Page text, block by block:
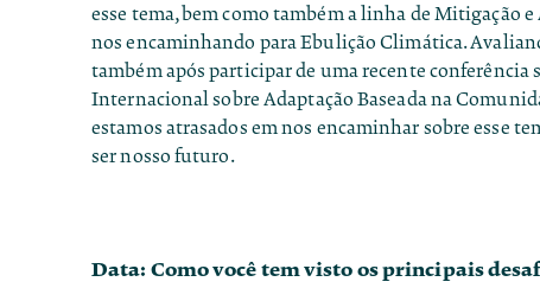
esse tema, bem como também a linha de Mitigação
nos encaminhando para Ebulição Climática.
também após participar de uma recente conferência
Internacional sobre Adaptação Baseada na
estamos atrasados em nos encaminhar sobre esse
ser nosso futuro.
Data: Como você tem visto os principais